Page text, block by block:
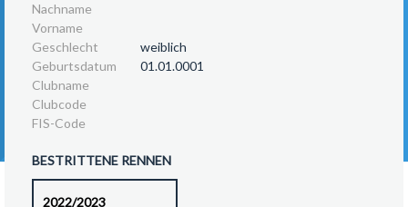
Nachname
Vorname
Geschlecht
weiblich
Geburtsdatum
01.01.0001
Clubname
Clubcode
FIS-Code
BESTRITTENE RENNEN